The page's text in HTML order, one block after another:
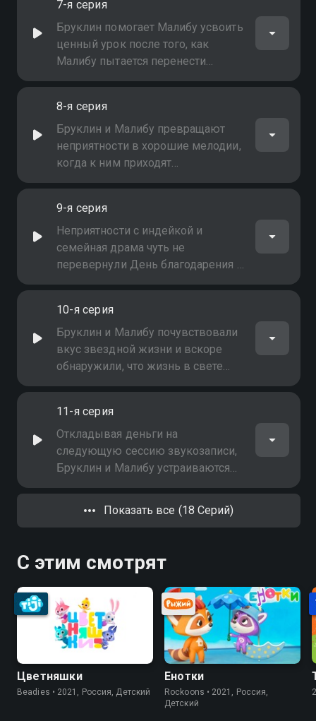
7-я серия
Бруклин помогает Малибу усвоить
ценный урок после того, как
Малибу пытается перенести
семейную традицию субботников
8-я серия
Бруклин и Малибу превращают
неприятности в хорошие мелодии,
когда к ним приходят
неожиданные гости, и дуэт
9-я серия
Неприятности с индейкой и
семейная драма чуть не
перевернули День благодарения с
ног на голову: Бруклин и Малибу
побережьях
10-я серия
Бруклин и Малибу почувствовали
вкус звездной жизни и вскоре
обнаружили, что жизнь в свете
прожекторов - это не совсем то,
11-я серия
Откладывая деньги на
следующую сессию звукозаписи,
Бруклин и Малибу устраиваются
нянями к проблемным детям
Показать все (18 Серий)
С этим смотрят
Цветняшки
Beadies • 2021, Россия, Детский
Енотки
Rockoons • 2021, Россия,
Детский